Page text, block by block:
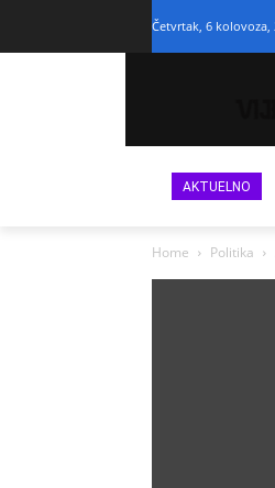
Četvrtak, 6 kolovoza,
AKTUELNO
Home Politika